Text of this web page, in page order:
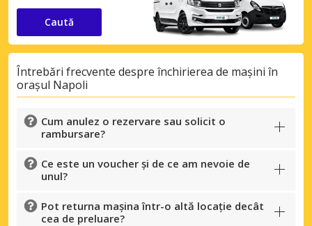
Caută
Întrebări frecvente despre închirierea de mașini în
orașul Napoli
Cum anulez o rezervare sau solicit o
rambursare?
Ce este un voucher și de ce am nevoie de
unul?
Pot returna mașina într-o altă locație decât
cea de preluare?